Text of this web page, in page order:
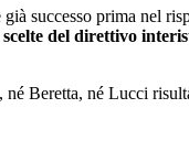
successo prima nel
del direttivo
Beretta, né Lucci